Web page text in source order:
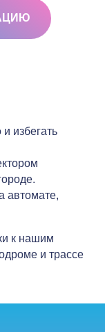
избегать
автомате,
к нашим
и трассе